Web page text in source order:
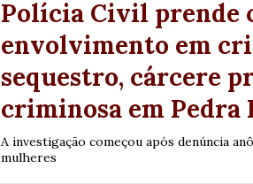
Polícia Civil prende
envolvimento em
sequestro, cárcere
criminosa em Pedra
A investigação começou após denúncia
mulheres